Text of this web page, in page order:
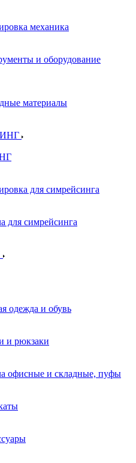
механика
и оборудование
материалы
для симрейсинга
для симрейсинга
одежда и обувь
и рюкзаки
офисные и складные, пуфы